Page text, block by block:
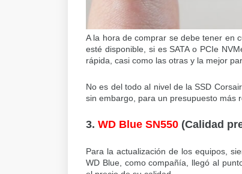
A la hora de comprar se debe tener en
esté disponible, si es SATA o PCIe
rápida, casi como las otras y la mejor
No es del todo al nivel de la SSD
sin embargo, para un presupuesto más
3. WD Blue SN550 (Calidad
Para la actualización de los equipos,
WD Blue, como compañía, llegó al